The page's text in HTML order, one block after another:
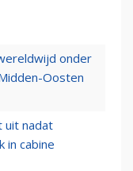
onder
Oosten
uit nadat
in cabine